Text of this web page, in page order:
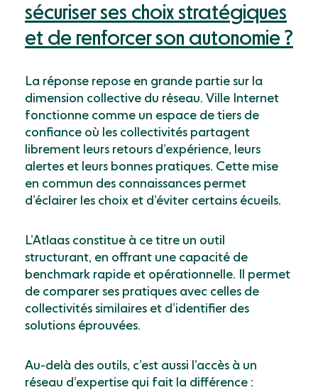
sécuriser ses choix stratégiques
et de renforcer son autonomie ?
La réponse repose en grande partie sur la
dimension collective du réseau. Ville Internet
fonctionne comme un espace de tiers de
confiance où les collectivités partagent
librement leurs retours d’expérience, leurs
alertes et leurs bonnes pratiques. Cette mise
en commun des connaissances permet
d’éclairer les choix et d’éviter certains écueils.
L’Atlaas constitue à ce titre un outil
structurant, en offrant une capacité de
benchmark rapide et opérationnelle. Il permet
de comparer ses pratiques avec celles de
collectivités similaires et d’identifier des
solutions éprouvées.
Au-delà des outils, c’est aussi l’accès à un
réseau d’expertise qui fait la différence :